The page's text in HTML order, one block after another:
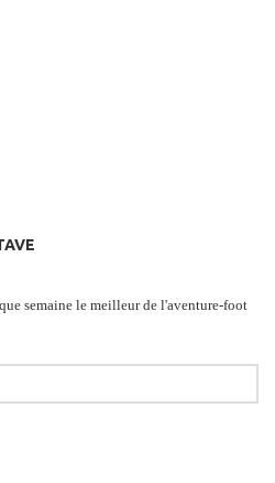
semaine le meilleur de l'aventure-foot